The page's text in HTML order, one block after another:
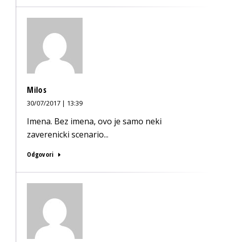
Milos
30/07/2017 | 13:39
Imena. Bez imena, ovo je samo neki
zaverenicki scenario...
Odgovori